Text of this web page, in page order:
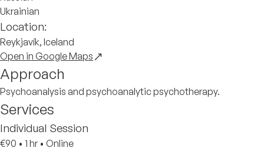
Ukrainian
Location:
Reykjavík, Iceland
Open in Google Maps
Approach
Psychoanalysis and psychoanalytic psychotherapy.
Services
Individual Session
€90 • 1 hr • Online